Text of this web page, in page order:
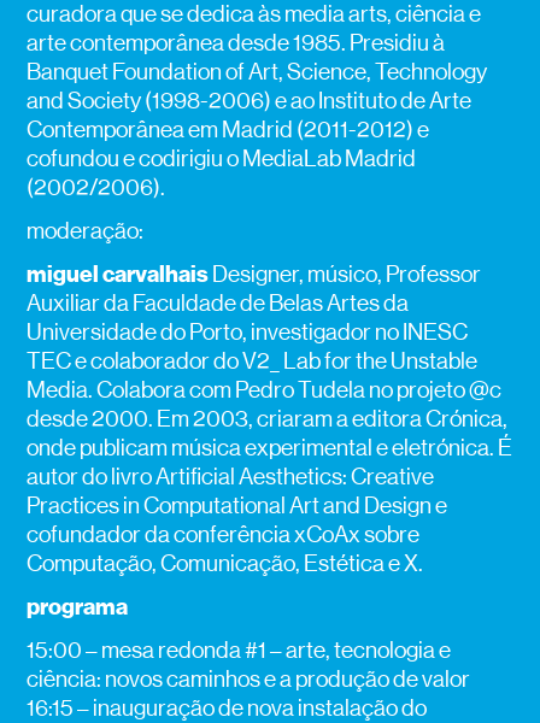
curadora que se dedica às media arts, ciência e
arte contemporânea desde 1985. Presidiu à
Banquet Foundation of Art, Science, Technology
and Society (1998-2006) e ao Instituto de Arte
Contemporânea em Madrid (2011-2012) e
cofundou e codirigiu o MediaLab Madrid
(2002/2006).
moderação:
miguel carvalhais Designer, músico, Professor
Auxiliar da Faculdade de Belas Artes da
Universidade do Porto, investigador no INESC
TEC e colaborador do V2_ Lab for the Unstable
Media. Colabora com Pedro Tudela no projeto @c
desde 2000. Em 2003, criaram a editora Crónica,
onde publicam música experimental e eletrónica. É
autor do livro Artificial Aesthetics: Creative
Practices in Computational Art and Design e
cofundador da conferência xCoAx sobre
Computação, Comunicação, Estética e X.
programa
15:00 – mesa redonda #1 – arte, tecnologia e
ciência: novos caminhos e a produção de valor
16:15 – inauguração de nova instalação do